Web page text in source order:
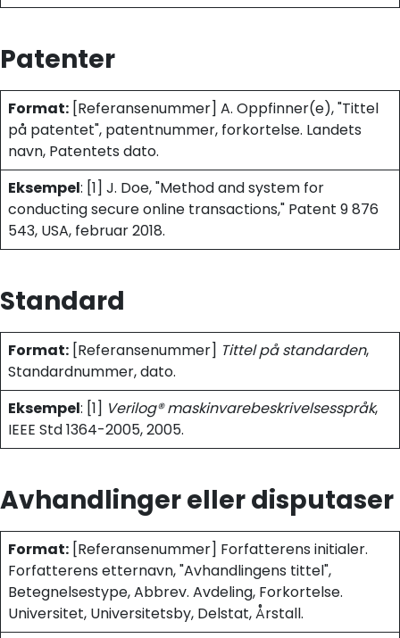
Patenter
Format: [Referansenummer] A. Oppfinner(e), "Tittel
på patentet", patentnummer, forkortelse. Landets
navn, Patentets dato.
Eksempel: [1] J. Doe, "Method and system for
conducting secure online transactions," Patent 9 876
543, USA, februar 2018.
Standard
Format: [Referansenummer] Tittel på standarden,
Standardnummer, dato.
Eksempel: [1] Verilog® maskinvarebeskrivelsesspråk,
IEEE Std 1364-2005, 2005.
Avhandlinger eller disputaser
Format: [Referansenummer] Forfatterens initialer.
Forfatterens etternavn, "Avhandlingens tittel",
Betegnelsestype, Abbrev. Avdeling, Forkortelse.
Universitet, Universitetsby, Delstat, Årstall.